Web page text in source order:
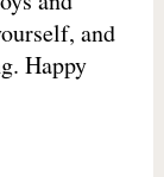
and
Happy